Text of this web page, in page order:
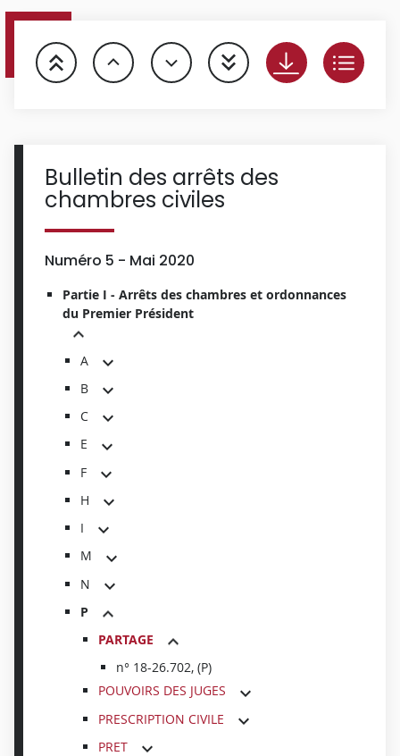
Bulletin des arrêts des
chambres civiles
Numéro 5 - Mai 2020
Partie I - Arrêts des chambres et ordonnances
du Premier Président
A
B
C
E
F
H
I
M
N
P
PARTAGE
n° 18-26.702, (P)
POUVOIRS DES JUGES
PRESCRIPTION CIVILE
PRET